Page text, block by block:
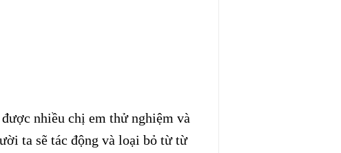
được nhiều chị em thử nghiệm và
ta sẽ tác động và loại bỏ từ từ